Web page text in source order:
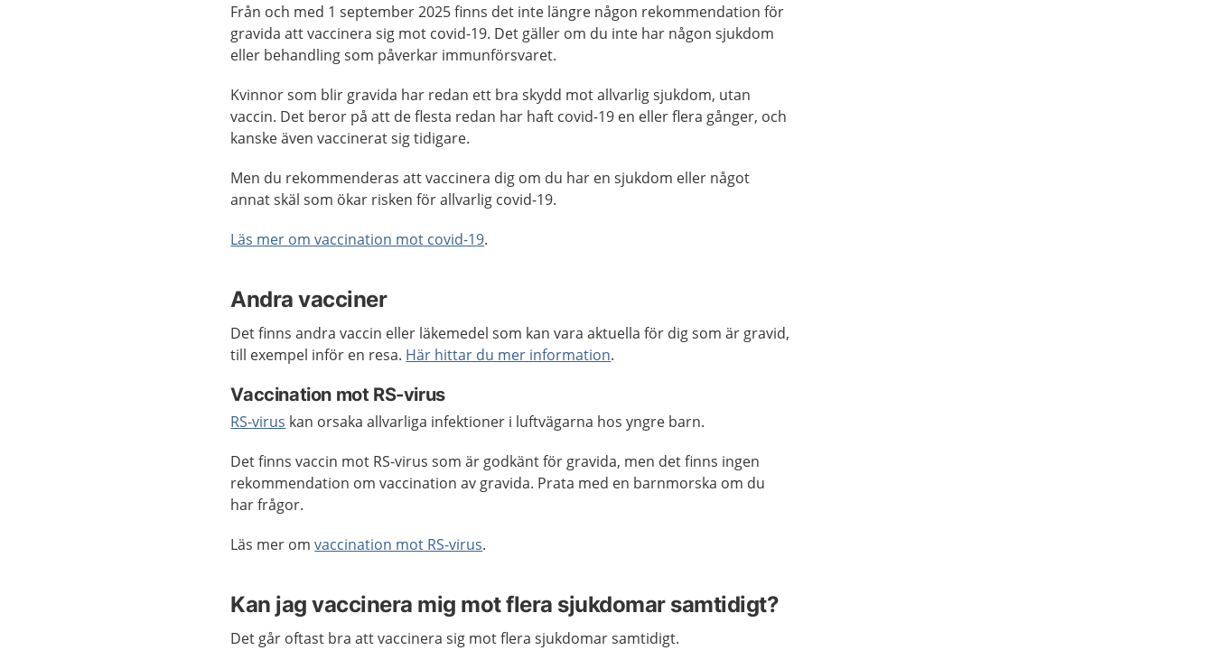
Från och med 1 september 2025 finns det inte längre någon rekommendation för
gravida att vaccinera sig mot covid-19. Det gäller om du inte har någon sjukdom
eller behandling som påverkar immunförsvaret.
Kvinnor som blir gravida har redan ett bra skydd mot allvarlig sjukdom, utan
vaccin. Det beror på att de flesta redan har haft covid-19 en eller flera gånger, och
kanske även vaccinerat sig tidigare.
Men du rekommenderas att vaccinera dig om du har en sjukdom eller något
annat skäl som ökar risken för allvarlig covid-19.
Läs mer om vaccination mot covid-19.
Andra vacciner
Det finns andra vaccin eller läkemedel som kan vara aktuella för dig som är gravid,
till exempel inför en resa. Här hittar du mer information.
Vaccination mot RS-virus
RS-virus kan orsaka allvarliga infektioner i luftvägarna hos yngre barn.
Det finns vaccin mot RS-virus som är godkänt för gravida, men det finns ingen
rekommendation om vaccination av gravida. Prata med en barnmorska om du
har frågor.
Läs mer omvaccination mot RS-virus.
Kan jag vaccinera mig mot flera sjukdomar samtidigt?
Det går oftast bra att vaccinera sig mot flera sjukdomar samtidigt.